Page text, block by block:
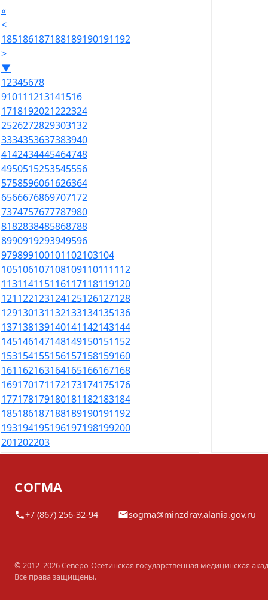
«
<
185186187188189190191192
>
▼
12345678
910111213141516
1718192021222324
2526272829303132
3334353637383940
4142434445464748
4950515253545556
5758596061626364
6566676869707172
7374757677787980
8182838485868788
8990919293949596
979899100101102103104
105106107108109110111112
113114115116117118119120
121122123124125126127128
129130131132133134135136
137138139140141142143144
145146147148149150151152
153154155156157158159160
161162163164165166167168
169170171172173174175176
177178179180181182183184
185186187188189190191192
193194195196197198199200
201202203
СОГМА
+7 (867) 256-32-94 sogma@minzdrav.alania.gov.ru
© 2012–2026 Северо-Осетинская государственная медицинская
Все права защищены.